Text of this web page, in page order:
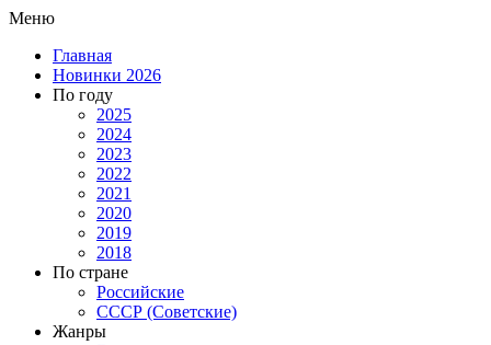
Меню
Главная
Новинки 2026
По году
2025
2024
2023
2022
2021
2020
2019
2018
По стране
Российские
СССР (Советские)
Жанры